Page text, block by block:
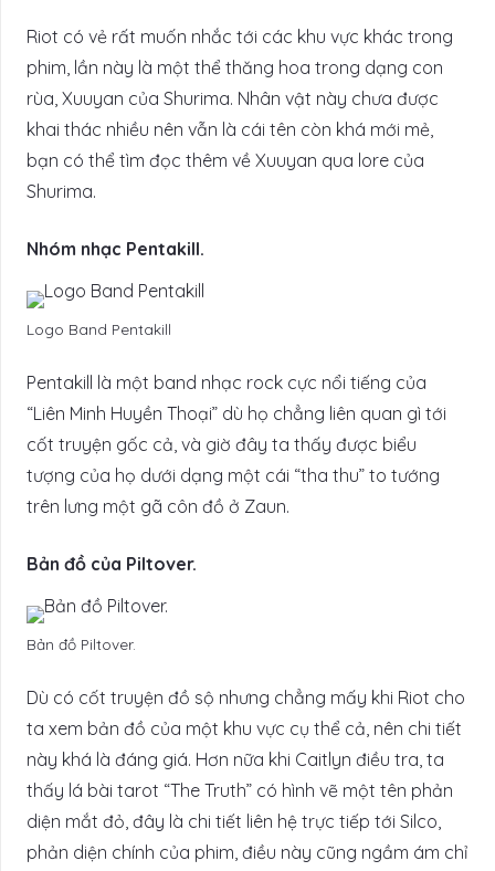
Riot có vẻ rất muốn nhắc tới các khu vực khác trong
phim, lần này là một thể thăng hoa trong dạng con
rùa, Xuuyan của Shurima. Nhân vật này chưa được
khai thác nhiều nên vẫn là cái tên còn khá mới mẻ,
bạn có thể tìm đọc thêm về Xuuyan qua lore của
Shurima.
Nhóm nhạc Pentakill.
Logo Band Pentakill
Pentakill là một band nhạc rock cực nổi tiếng của
“Liên Minh Huyền Thoại” dù họ chẳng liên quan gì tới
cốt truyện gốc cả, và giờ đây ta thấy được biểu
tượng của họ dưới dạng một cái “tha thu” to tướng
trên lưng một gã côn đồ ở Zaun.
Bản đồ của Piltover.
Bản đồ Piltover.
Dù có cốt truyện đồ sộ nhưng chẳng mấy khi Riot cho
ta xem bản đồ của một khu vực cụ thể cả, nên chi tiết
này khá là đáng giá. Hơn nữa khi Caitlyn điều tra, ta
thấy lá bài tarot “The Truth” có hình vẽ một tên phản
diện mắt đỏ, đây là chi tiết liên hệ trực tiếp tới Silco,
phản diện chính của phim, điều này cũng ngầm ám chỉ